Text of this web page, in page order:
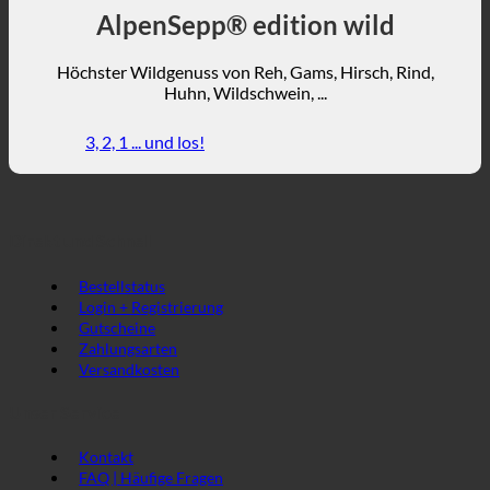
AlpenSepp® edition wild
Höchster Wildgenuss von Reh, Gams, Hirsch, Rind,
Huhn, Wildschwein, ...
3, 2, 1 ... und los!
Bestellstatus
Login + Registrierung
Gutscheine
Zahlungsarten
Versandkosten
Kontakt
FAQ | Häufige Fragen